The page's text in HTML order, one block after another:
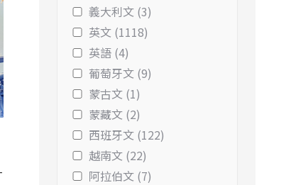
義大利文 (3)
英文 (1118)
英語 (4)
葡萄牙文 (9)
蒙古文 (1)
蒙藏文 (2)
西班牙文 (122)
越南文 (22)
阿拉伯文 (7)